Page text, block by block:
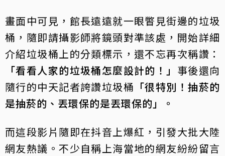
畫面中可見，館長遠遠就一眼瞥見街邊的垃圾
桶，隨即請攝影師將鏡頭對準該處，開始詳細
介紹垃圾桶上的分類標示，還不忘再次稱讚：
「看看人家的垃圾桶怎麼設計的！」 事後還向
隨行的中天記者誇讚垃圾桶 「很特別！抽菸的
是抽菸的、丟環保的是丟環保的」。
而這段影片隨即在抖音上爆紅，引發大批大陸
網友熱議。不少自稱上海當地的網友紛紛留言